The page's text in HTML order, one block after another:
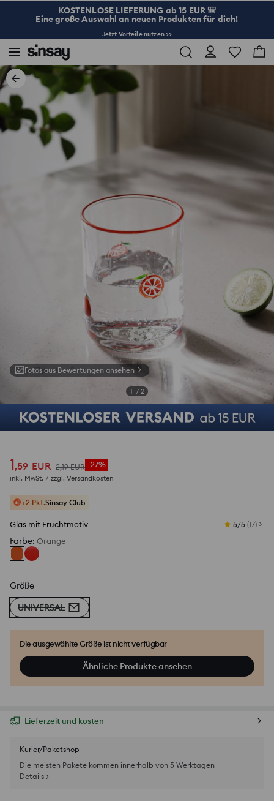
KOSTENLOSE LIEFERUNG ab 15 EUR 🎒
Eine große Auswahl an neuen Produkten für dich!
Jetzt Vorteile nutzen >>
Fotos aus Bewertungen ansehen
1 / 2
1,59 EUR 2,19 EUR -27%
inkl. MwSt. / zzgl. Versandkosten
+2 Pkt.Sinsay Club
Glas mit Fruchtmotiv 5/5 (17)
Farbe: Orange
Größe
UNIVERSAL
Die ausgewählte Größe ist nicht verfügbar
Ähnliche Produkte ansehen
Lieferzeit und kosten
Kurier/Paketshop
Die meisten Pakete kommen innerhalb von 5 Werktagen
Details >